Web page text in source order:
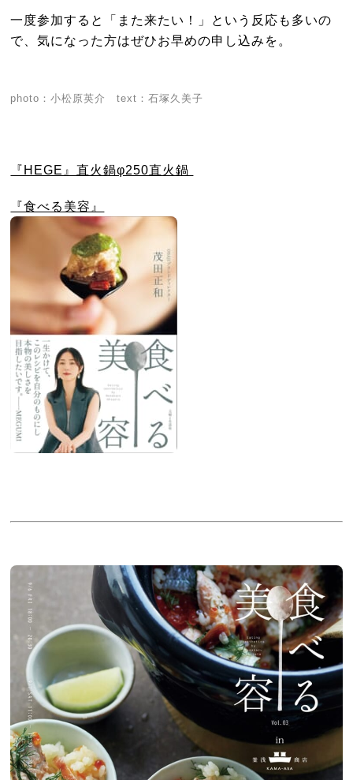
一度参加すると「また来たい！」という反応も多いの
で、気になった方はぜひお早めの申し込みを。
photo：小松原英介 text：石塚久美子
『HEGE』直火鍋φ250直火鍋
『食べる美容』